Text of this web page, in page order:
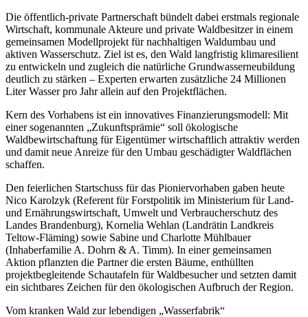
Die öffentlich-private Partnerschaft bündelt dabei erstmals regionale
Wirtschaft, kommunale Akteure und private Waldbesitzer in einem
gemeinsamen Modellprojekt für nachhaltigen Waldumbau und
aktiven Wasserschutz. Ziel ist es, den Wald langfristig klimaresilient
zu entwickeln und zugleich die natürliche Grundwasserneubildung
deutlich zu stärken – Experten erwarten zusätzliche 24 Millionen
Liter Wasser pro Jahr allein auf den Projektflächen.
Kern des Vorhabens ist ein innovatives Finanzierungsmodell: Mit
einer sogenannten „Zukunftsprämie“ soll ökologische
Waldbewirtschaftung für Eigentümer wirtschaftlich attraktiv werden
und damit neue Anreize für den Umbau geschädigter Waldflächen
schaffen.
Den feierlichen Startschuss für das Pioniervorhaben gaben heute
Nico Karolzyk (Referent für Forstpolitik im Ministerium für Land-
und Ernährungswirtschaft, Umwelt und Verbraucherschutz des
Landes Brandenburg), Kornelia Wehlan (Landrätin Landkreis
Teltow-Fläming) sowie Sabine und Charlotte Mühlbauer
(Inhaberfamilie A. Dohrn & A. Timm). In einer gemeinsamen
Aktion pflanzten die Partner die ersten Bäume, enthüllten
projektbegleitende Schautafeln für Waldbesucher und setzten damit
ein sichtbares Zeichen für den ökologischen Aufbruch der Region.
Vom kranken Wald zur lebendigen „Wasserfabrik“